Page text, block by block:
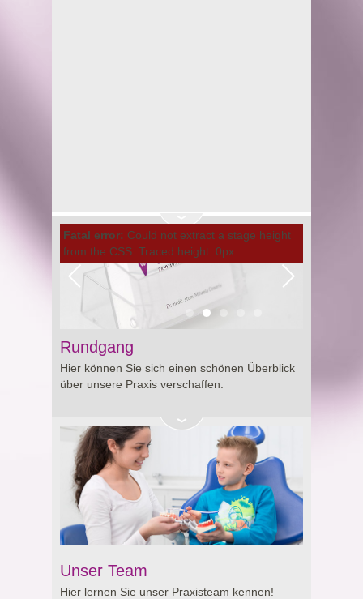
Fatal error: Could not extract a stage height
from the CSS. Traced height: 0px.
Rundgang
Hier können Sie sich einen schönen Überblick
über unsere Praxis verschaffen.
Unser Team
Hier lernen Sie unser Praxisteam kennen!